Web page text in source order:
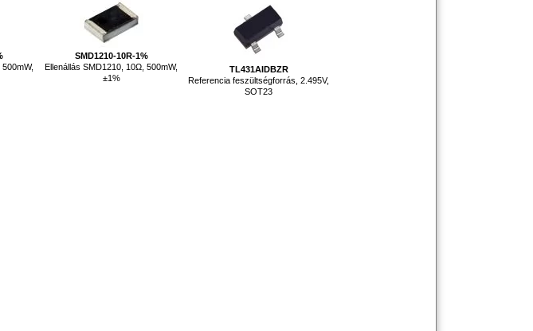
SMD1210-10R-1%
Ellenállás SMD1210, 10Ω, 500mW,
±1%
TL431AIDBZR
Referencia feszültségforrás, 2.495V,
SOT23